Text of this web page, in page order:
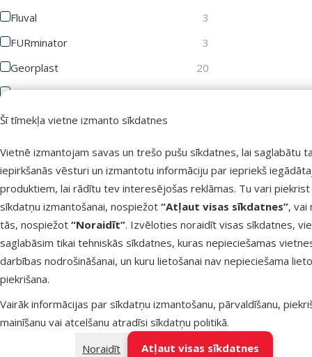
Šī tīmekļa vietne izmanto sīkdatnes
Vietnē izmantojam savas un trešo pušu sīkdatnes, lai saglabātu
iepirkšanās vēsturi un izmantotu informāciju par iepriekš
produktiem, lai rādītu tev interesējošas reklāmas. Tu vari piekrist
sīkdatņu izmantošanai, nospiežot “Atļaut visas sīkdatnes”, vai
tās, nospiežot “Noraidīt”. Izvēloties noraidīt visas sīkdatnes,
saglabāsim tikai tehniskās sīkdatnes, kuras nepieciešamas
darbības nodrošināšanai, un kuru lietošanai nav nepieciešama
piekrišana.
Vairāk informācijas par sīkdatņu izmantošanu, pārvaldīšanu,
mainīšanu vai atcelšanu atradīsi sīkdatņu politikā.
Noraidīt
Atļaut visas sīkdatnes
Fluval
3
FURminator
3
Georplast
20
GimDog
3
Groom Professional
Juwel
11
KAY
2
KONG
13
Lets Play
1
Magic Cat
62
Marina
10
2